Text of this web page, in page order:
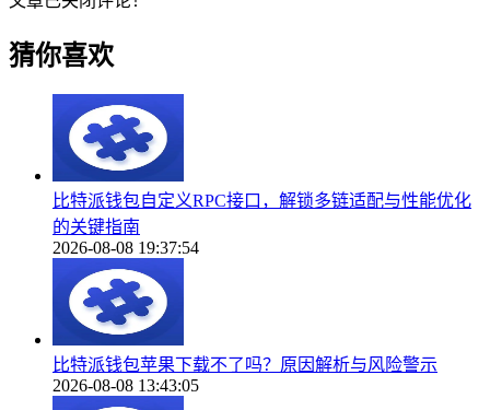
猜你喜欢
比特派钱包自定义RPC接口，解锁多链适配与性能优化
的关键指南
2026-08-08 19:37:54
比特派钱包苹果下载不了吗？原因解析与风险警示
2026-08-08 13:43:05